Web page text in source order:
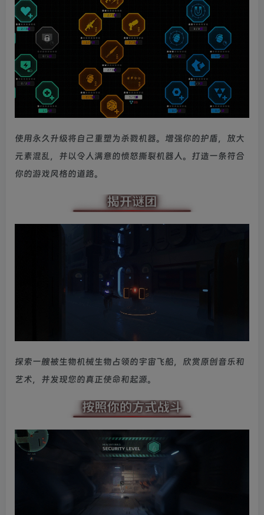
使用永久升级将自己重塑为杀戮机器。增强你的护盾，放大
元素混乱，并以令人满意的愤怒撕裂机器人。打造一条符合
你的游戏风格的道路。
探索一艘被生物机械生物占领的宇宙飞船，欣赏原创音乐和
艺术，并发现您的真正使命和起源。